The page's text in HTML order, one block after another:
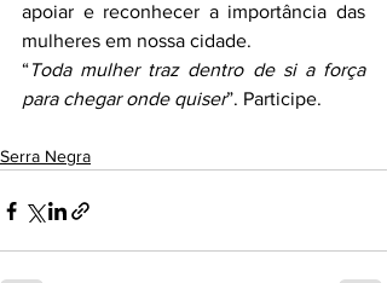
apoiar e reconhecer a importância das
mulheres em nossa cidade.
“Toda mulher traz dentro de si a força
para chegar onde quiser”. Participe.
Serra Negra